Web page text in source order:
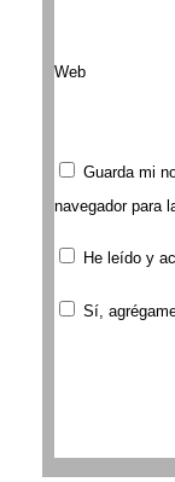
Web
Guarda mi
navegador para
He leído y
Sí,